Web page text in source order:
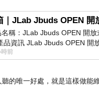
名稱：JLab Jbuds OPEN 開
品資訊 JLab Jbuds OPEN 開
語：非常有特色，值得喜愛美
前
的唯一好處，就是這樣做能